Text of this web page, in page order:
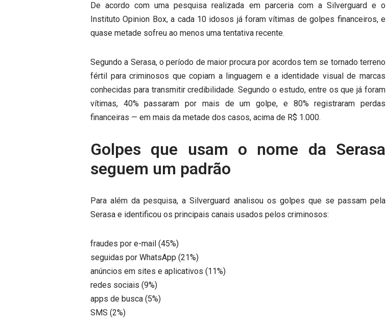
De acordo com uma pesquisa realizada em parceria com a Silverguard e o
Instituto Opinion Box, a cada 10 idosos já foram vítimas de golpes financeiros, e
quase metade sofreu ao menos uma tentativa recente.
Segundo a Serasa, o período de maior procura por acordos tem se tornado terreno
fértil para criminosos que copiam a linguagem e a identidade visual de marcas
conhecidas para transmitir credibilidade. Segundo o estudo, entre os que já foram
vítimas, 40% passaram por mais de um golpe, e 80% registraram perdas
financeiras — em mais da metade dos casos, acima de R$ 1.000.
Golpes que usam o nome da Serasa
seguem um padrão
Para além da pesquisa, a Silverguard analisou os golpes que se passam pela
Serasa e identificou os principais canais usados pelos criminosos:
fraudes por e-mail (45%)
seguidas por WhatsApp (21%)
anúncios em sites e aplicativos (11%)
redes sociais (9%)
apps de busca (5%)
SMS (2%)